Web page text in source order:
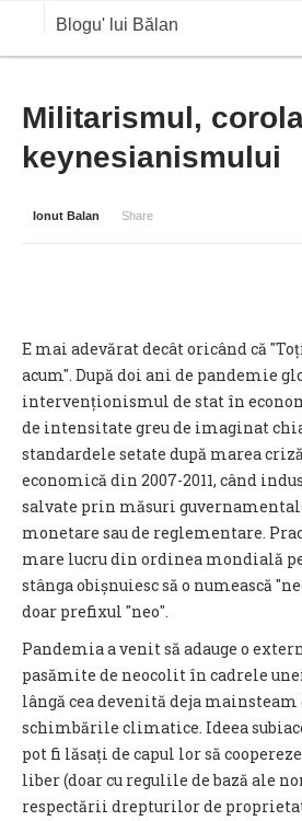
Blogu' lui Bălan
OPINII
ANALIZE
COTATII BVB
Militarismul,
keynesianismului
Ionut Balan Share
E mai adevărat decât oricând că
acum". După doi ani de pandemie
intervenționismul de stat în
de intensitate greu de imaginat
standardele setate după marea
economică din 2007-2011, când
salvate prin măsuri
monetare sau de reglementare.
mare lucru din ordinea mondială
stânga obișnuiesc să o numească
doar prefixul "neo".
Pandemia a venit să adauge o
pasămite de neocolit în cadrele
lângă cea devenită deja mainsteam
schimbările climatice. Ideea
pot fi lăsați de capul lor să
liber (doar cu regulile de bază ale
respectării drepturilor de